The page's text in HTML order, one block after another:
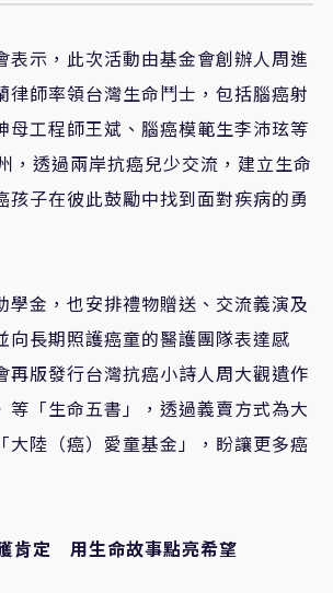
表示，此次活動由基金會創辦人周進
律師率領台灣生命鬥士，包括腦癌射
母工程師王斌、腦癌模範生李沛玹等
，透過兩岸抗癌兒少交流，建立生命
孩子在彼此鼓勵中找到面對疾病的勇
學金，也安排禮物贈送、交流義演及
向長期照護癌童的醫護團隊表達感
再版發行台灣抗癌小詩人周大觀遺作
等「生命五書」，透過義賣方式為大
大陸（癌）愛童基金」，盼讓更多癌
肯定 用生命故事點亮希望